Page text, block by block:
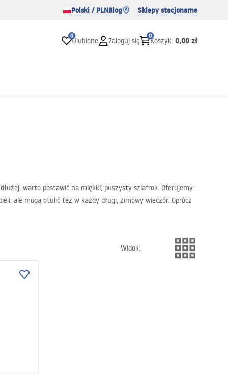
Polski / PLNBlog Sklepy stacjonarne
0
Ulubione Zaloguj się
0
Koszyk: 0,00 zł
warto postawić na miękki, puszysty szlafrok. Oferujemy
ale mogą otulić też w każdy długi, zimowy wieczór. Oprócz
Widok: